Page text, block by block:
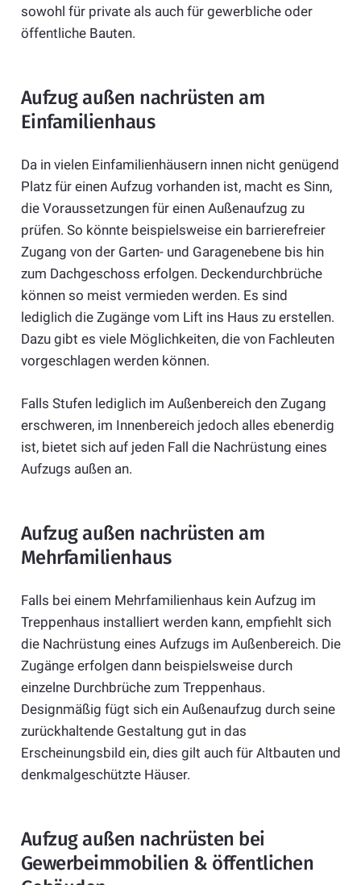
sowohl für private als auch für gewerbliche oder
öffentliche Bauten.
Aufzug außen nachrüsten am
Einfamilienhaus
Da in vielen Einfamilienhäusern innen nicht genügend
Platz für einen Aufzug vorhanden ist, macht es Sinn,
die Voraussetzungen für einen Außenaufzug zu
prüfen. So könnte beispielsweise ein barrierefreier
Zugang von der Garten- und Garagenebene bis hin
zum Dachgeschoss erfolgen. Deckendurchbrüche
können so meist vermieden werden. Es sind
lediglich die Zugänge vom Lift ins Haus zu erstellen.
Dazu gibt es viele Möglichkeiten, die von Fachleuten
vorgeschlagen werden können.
Falls Stufen lediglich im Außenbereich den Zugang
erschweren, im Innenbereich jedoch alles ebenerdig
ist, bietet sich auf jeden Fall die Nachrüstung eines
Aufzugs außen an.
Aufzug außen nachrüsten am
Mehrfamilienhaus
Falls bei einem Mehrfamilienhaus kein Aufzug im
Treppenhaus installiert werden kann, empfiehlt sich
die Nachrüstung eines Aufzugs im Außenbereich. Die
Zugänge erfolgen dann beispielsweise durch
einzelne Durchbrüche zum Treppenhaus.
Designmäßig fügt sich ein Außenaufzug durch seine
zurückhaltende Gestaltung gut in das
Erscheinungsbild ein, dies gilt auch für Altbauten und
denkmalgeschützte Häuser.
Aufzug außen nachrüsten bei
Gewerbeimmobilien & öffentlichen